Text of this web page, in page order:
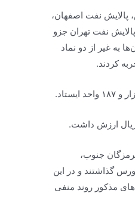
پالایش نفت اصفهان،
نفت تهران جزو
به غیر از دو نماد
کردند.
جنوب،
گذاشتند و در این
مذکور روند منفی